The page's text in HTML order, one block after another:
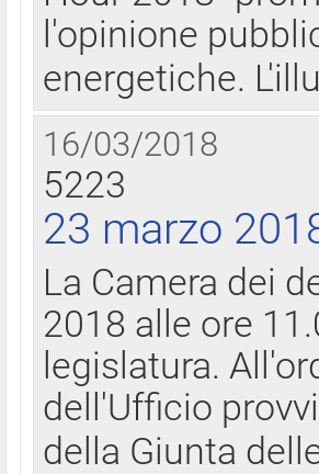
l'opinione
energetiche.
16/03/2018
5223
23 marzo
La Camera dei
2018 alle ore
legislatura.
dell'Ufficio
della Giunta